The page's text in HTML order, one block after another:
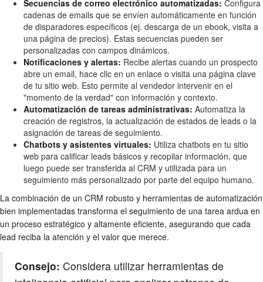
Secuencias de correo electrónico automatizadas: Configura
cadenas de emails que se envíen automáticamente en función
de disparadores específicos (ej. descarga de un ebook, visita a
una página de precios). Estas secuencias pueden ser
personalizadas con campos dinámicos.
Notificaciones y alertas: Recibe alertas cuando un prospecto
abre un email, hace clic en un enlace o visita una página clave
de tu sitio web. Esto permite al vendedor intervenir en el
"momento de la verdad" con información y contexto.
Automatización de tareas administrativas: Automatiza la
creación de registros, la actualización de estados de leads o la
asignación de tareas de seguimiento.
Chatbots y asistentes virtuales: Utiliza chatbots en tu sitio
web para calificar leads básicos y recopilar información, que
luego puede ser transferida al CRM y utilizada para un
seguimiento más personalizado por parte del equipo humano.
La combinación de un CRM robusto y herramientas de automatización
bien implementadas transforma el seguimiento de una tarea ardua en
un proceso estratégico y altamente eficiente, asegurando que cada
lead reciba la atención y el valor que merece.
Consejo: Considera utilizar herramientas de